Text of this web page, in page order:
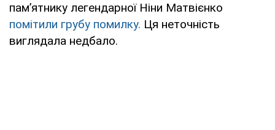
памʼятнику легендарної Ніни Матвієнко
помітили грубу помилку. Ця неточність
виглядала недбало.